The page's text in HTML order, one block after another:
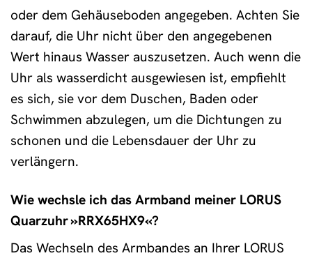
oder dem Gehäuseboden angegeben. Achten Sie
darauf, die Uhr nicht über den angegebenen
Wert hinaus Wasser auszusetzen. Auch wenn die
Uhr als wasserdicht ausgewiesen ist, empfiehlt
es sich, sie vor dem Duschen, Baden oder
Schwimmen abzulegen, um die Dichtungen zu
schonen und die Lebensdauer der Uhr zu
verlängern.
Wie wechsle ich das Armband meiner LORUS
Quarzuhr »RRX65HX9«?
Das Wechseln des Armbandes an Ihrer LORUS